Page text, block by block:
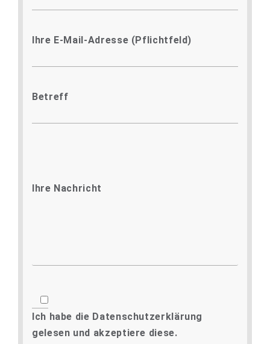
Ihre E-Mail-Adresse (Pflichtfeld)
Betreff
Ihre Nachricht
Ich habe die Datenschutzerklärung
gelesen und akzeptiere diese.